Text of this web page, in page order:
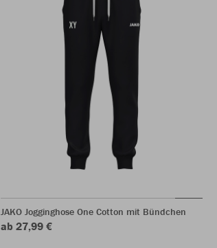
JAKO Jogginghose One Cotton mit Bündchen
ab 27,99 €